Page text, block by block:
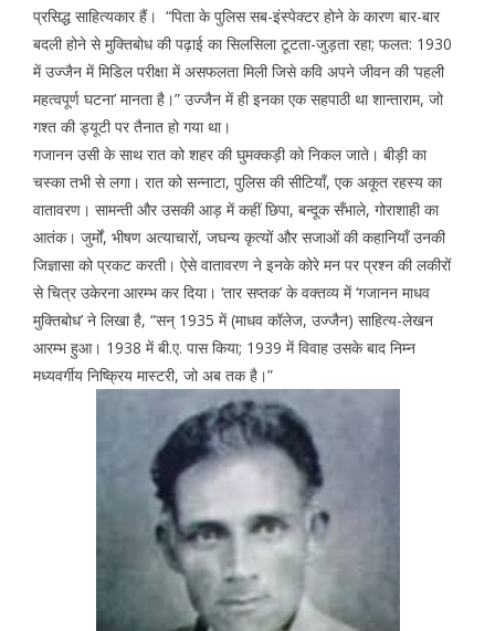
प्रसिद्ध साहित्यकार हैं। “पिता के पुलिस सब-इंस्पेक्टर होने के कारण बार-बार
बदली होने से मुक्तिबोध की पढ़ाई का सिलसिला टूटता-जुड़ता रहा; फलत: 1930
में उज्जैन में मिडिल परीक्षा में असफलता मिली जिसे कवि अपने जीवन की ‘पहली
महत्वपूर्ण घटना’ मानता है।” उज्जैन में ही इनका एक सहपाठी था शान्ताराम, जो
गश्त की ड्यूटी पर तैनात हो गया था।
गजानन उसी के साथ रात को शहर की घुमक्कड़ी को निकल जाते। बीड़ी का
चस्का तभी से लगा। रात को सन्नाटा, पुलिस की सीटियाँ, एक अकूत रहस्य का
वातावरण। सामन्ती और उसकी आड़ में कहीं छिपा, बन्दूक सँभाले, गोराशाही का
आतंक। जुर्मों, भीषण अत्याचारों, जघन्य कृत्यों और सजाओं की कहानियाँ उनकी
जिज्ञासा को प्रकट करती। ऐसे वातावरण ने इनके कोरे मन पर प्रश्न की लकीरों
से चित्र उकेरना आरम्भ कर दिया। ‘तार सप्तक’ के वक्तव्य में ‘गजानन माधव
मुक्तिबोध’ ने लिखा है, “सन् 1935 में (माधव कॉलेज, उज्जैन) साहित्य-लेखन
आरम्भ हुआ। 1938 में बी.ए. पास किया; 1939 में विवाह उसके बाद निम्न
मध्यवर्गीय निष्क्रिय मास्टरी, जो अब तक है।”